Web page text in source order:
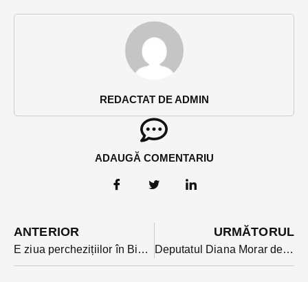
REDACTAT DE ADMIN
ADAUGĂ COMENTARIU
ANTERIOR
E ziua perchezițiilor în Bistrița-Năsăud: ce au căutat polițiștii coordonați de un procuror clujean? Prejudiciu peste 200 de mii de euro
URMĂTORUL
Deputatul Diana Morar despre congresul PPE: o întâlnire istorică. Ce rezoluție surprinzătoare a fost adoptată